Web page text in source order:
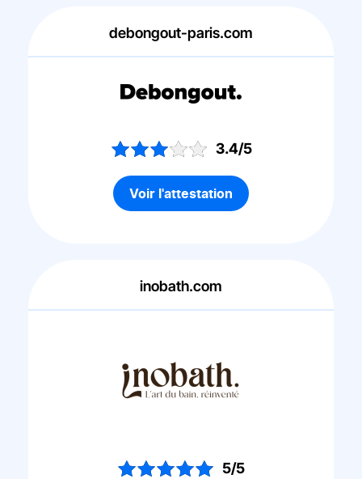
debongout-paris.com
3.4/5
Voir l'attestation
inobath.com
5/5